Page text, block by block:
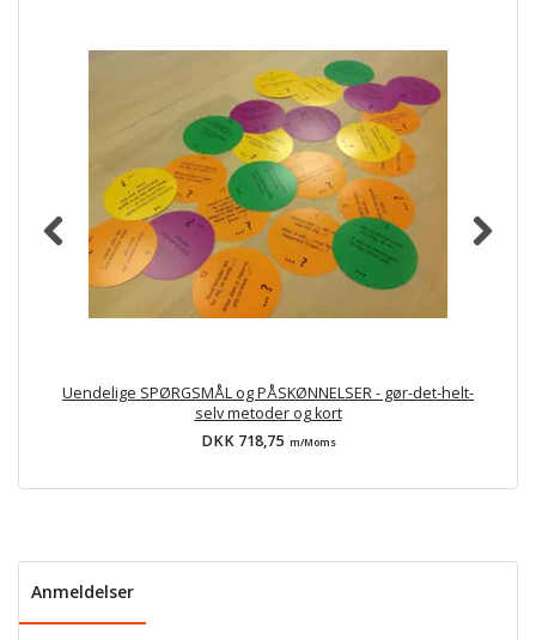
Uendelige SPØRGSMÅL og PÅSKØNNELSER - gør-det-helt-
selv metoder og kort
DKK 718,75 m/Moms
Anmeldelser